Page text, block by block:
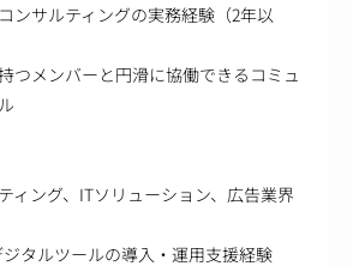
ンサルティングの実務経験（2年以
つメンバーと円滑に協働できるコミュ
ィング、ITソリューション、広告業界
ジタルツールの導入・運用支援経験